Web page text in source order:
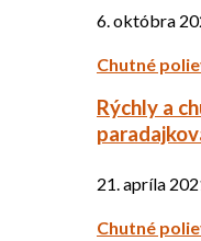
6. októbra
Chutné
Rýchly a
21. apríla
Chutné